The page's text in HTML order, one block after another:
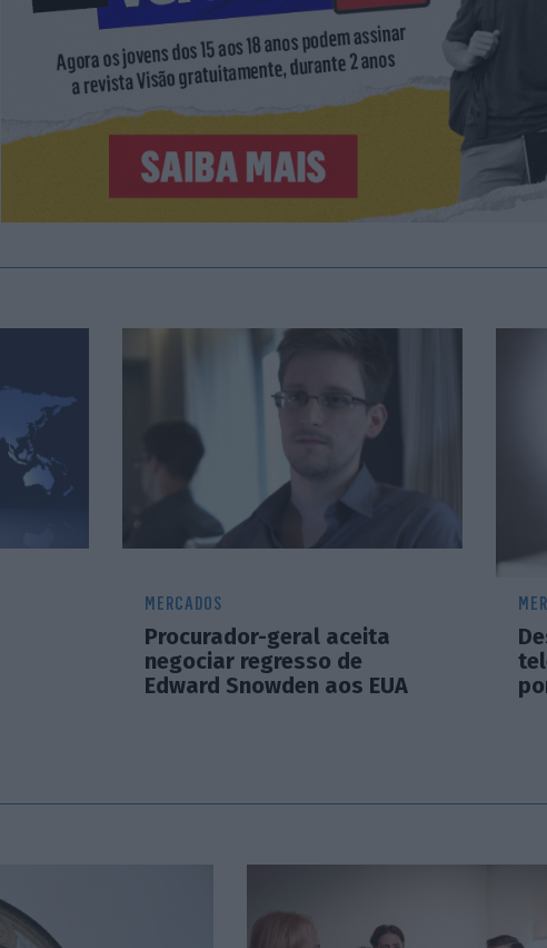
MERCADOS
Procurador-geral aceita
negociar regresso de
Edward Snowden aos EUA